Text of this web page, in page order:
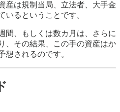
産は規制当局、立法者、大手金
いるということです。
間、もしくは数カ月は、さらに
、その結果、この手の資産はか
想されるのです。